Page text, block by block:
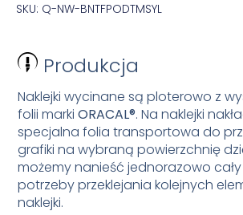
SKU: Q-NW-BNTFPODTMSYL
Produkcja
Naklejki wycinane są ploterowo z
folii markiORACAL®. Na naklejki
specjalna folia transportowa do
grafiki na wybraną powierzchnię
możemy nanieść jednorazowo
potrzeby przeklejania kolejnych
naklejki.